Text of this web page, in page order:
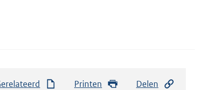
Printen Delen